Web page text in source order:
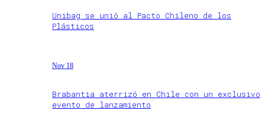
Unibag se unió al Pacto Chileno de los
Plásticos
Nov 18
Brabantia aterrizó en Chile con un exclusivo
evento de lanzamiento